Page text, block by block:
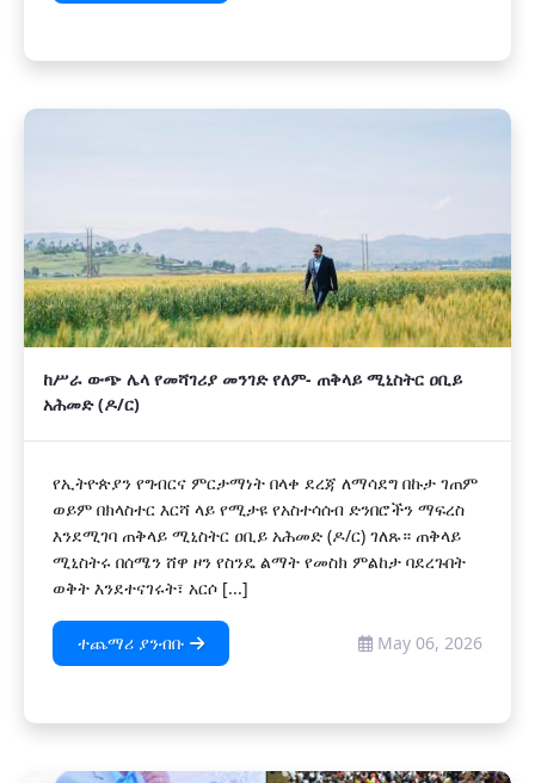
ከሥራ ውጭ ሌላ የመሻገሪያ መንገድ የለም- ጠቅላይ ሚኒስትር ዐቢይ
አሕመድ (ዶ/ር)
የኢትዮጵያን የግብርና ምርታማነት በላቀ ደረጃ ለማሳደግ በኩታ ገጠም
ወይም በክላስተር እርሻ ላይ የሚታዩ የአስተሳሰብ ድንበሮችን ማፍረስ
እንደሚገባ ጠቅላይ ሚኒስትር ዐቢይ አሕመድ (ዶ/ር) ገለጹ። ጠቅላይ
ሚኒስትሩ በሰሜን ሸዋ ዞን የስንዴ ልማት የመስክ ምልከታ ባደረጉበት
ወቅት እንደተናገሩት፣ አርሶ [...]
ተጨማሪ ያንብቡ May 06, 2026